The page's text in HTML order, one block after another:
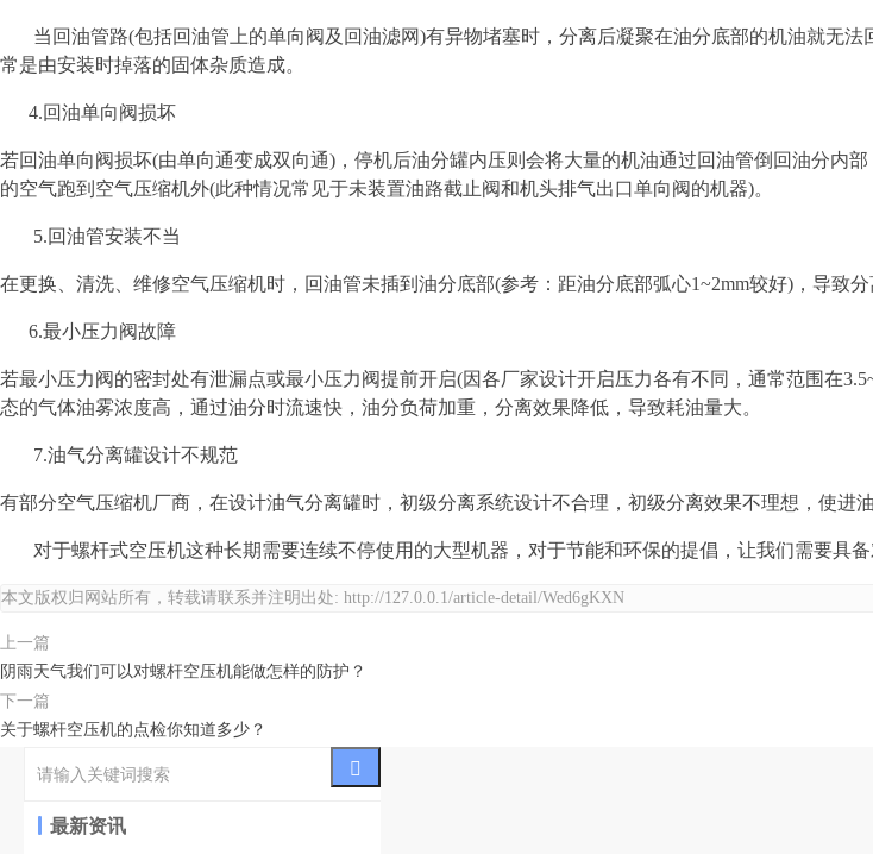
当回油管路(包括回油管上的单向阀及回油滤网)有异物堵塞时，分离后凝聚在油分底部的机油就无法
常是由安装时掉落的固体杂质造成。
4.回油单向阀损坏
若回油单向阀损坏(由单向通变成双向通)，停机后油分罐内压则会将大量的机油通过回油管倒回油分内
的空气跑到空气压缩机外(此种情况常见于未装置油路截止阀和机头排气出口单向阀的机器)。
5.回油管安装不当
在更换、清洗、维修空气压缩机时，回油管未插到油分底部(参考：距油分底部弧心1~2mm较好)，导致
6.最小压力阀故障
若最小压力阀的密封处有泄漏点或最小压力阀提前开启(因各厂家设计开启压力各有不同，通常范围在
态的气体油雾浓度高，通过油分时流速快，油分负荷加重，分离效果降低，导致耗油量大。
7.油气分离罐设计不规范
有部分空气压缩机厂商，在设计油气分离罐时，初级分离系统设计不合理，初级分离效果不理想，使进
对于螺杆式空压机这种长期需要连续不停使用的大型机器，对于节能和环保的提倡，让我们需要具
本文版权归网站所有，转载请联系并注明出处: http://127.0.0.1/article-detail/Wed6gKXN
上一篇
阴雨天气我们可以对螺杆空压机能做怎样的防护？
下一篇
关于螺杆空压机的点检你知道多少？
最新资讯